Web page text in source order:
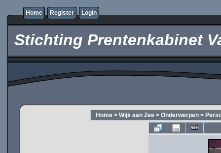
Home Register Login
Stichting Prentenkabinet
Home > Wijk aan Zee > Onderwerpen >